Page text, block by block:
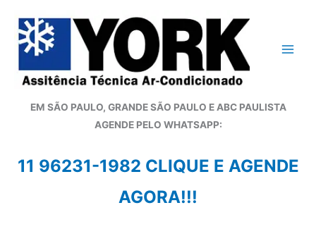
para
conteúdo
EM SÃO PAULO, GRANDE SÃO PAULO E ABC PAULISTA
AGENDE PELO WHATSAPP:
11 96231-1982 CLIQUE E AGENDE
AGORA!!!